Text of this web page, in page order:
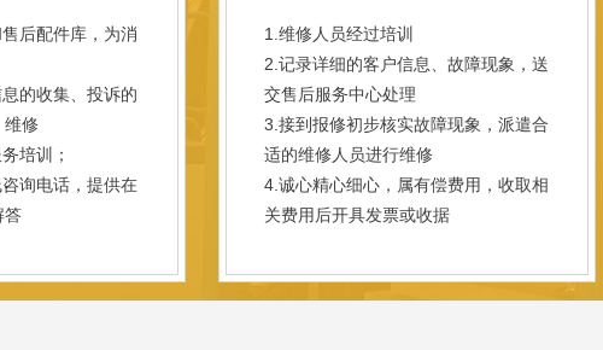
后配件库，为消
的收集、投诉的
维修
培训；
询电话，提供在
答
1.维修人员经过培训
2.记录详细的客户信息、故障现象，送
交售后服务中心处理
3.接到报修初步核实故障现象，派遣合
适的维修人员进行维修
4.诚心精心细心，属有偿费用，收取相
关费用后开具发票或收据